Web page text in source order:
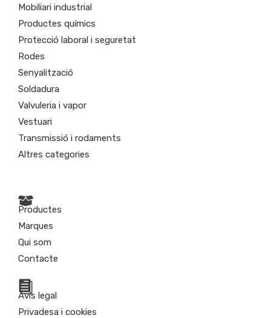
Mobiliari industrial
Productes químics
Protecció laboral i seguretat
Rodes
Senyalització
Soldadura
Valvuleria i vapor
Vestuari
Transmissió i rodaments
Altres categories
Productes
Marques
Qui som
Contacte
Avís legal
Privadesa i cookies